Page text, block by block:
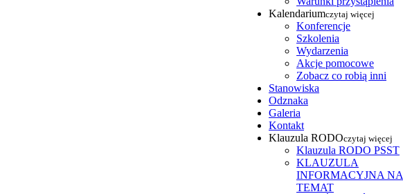
Kalendariumczytaj więcej
Konferencje
Szkolenia
Wydarzenia
Akcje pomocowe
Zobacz co robią inni
Stanowiska
Odznaka
Galeria
Kontakt
Klauzula RODOczytaj więcej
Klauzula RODO PSST
KLAUZULA
INFORMACYJNA NA
TEMAT